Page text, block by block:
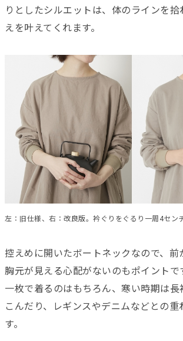
りとしたシルエットは、体のラインを拾
えを叶えてくれます。
左：旧仕様、右：改良版。衿ぐりをぐるり一周4セン
控えめに開いたボートネックなので、前
胸元が見える心配がないのもポイントで
一枚で着るのはもちろん、寒い時期は
こんだり、レギンスやデニムなどとの重
す。